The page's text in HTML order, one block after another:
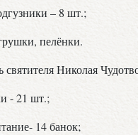
– 8 шт.;
пелёнки.
святителя Николая
- 21 шт.;
14 банок;